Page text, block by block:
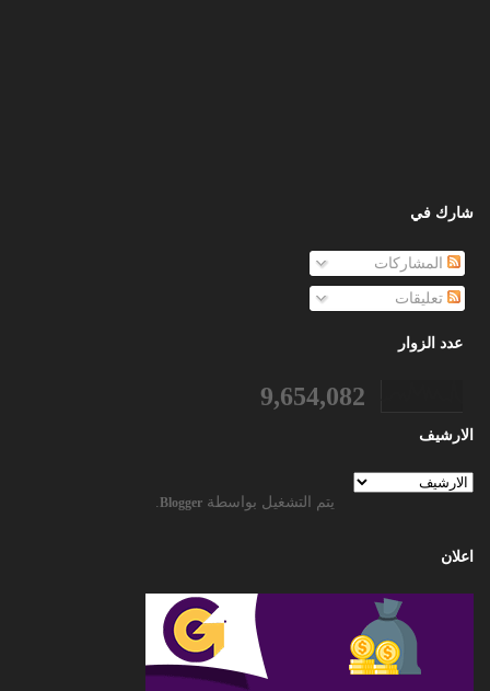
شارك في
المشاركات
تعليقات
عدد الزوار
9,654,082
الارشيف
يتم التشغيل بواسطة Blogger
.
اعلان